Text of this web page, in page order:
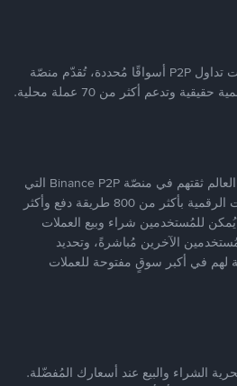
بينما تستهدف العديد من منصّات تداول P2P أسواقًا مُحددة، تُقدّم منصّة
يضع ملايين المُستخدمين حول العالم ثقتهم في منصّة Binance P2P التي
توفّر منصّة آمنة لتداول العملات الرقمية بأكثر من 800 طريقة دفع وأكثر
يُمكن للمُستخدمين شراء وبيع العملات
الآخرين مُباشرةً، وتحديد
لهم في أكبر سوقٍ مفتوحة للعملات
الشراء والبيع عند أسعارك المُفضّلة.